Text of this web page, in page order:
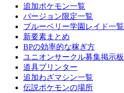
追加ポケモン一覧
バージョン限定一覧
ブルーベリー学園レイド一覧
新要素まとめ
BPの効率的な稼ぎ方
ユニオンサークル募集掲示板
道具プリンター
追加わざマシン一覧
伝説ポケモンの場所